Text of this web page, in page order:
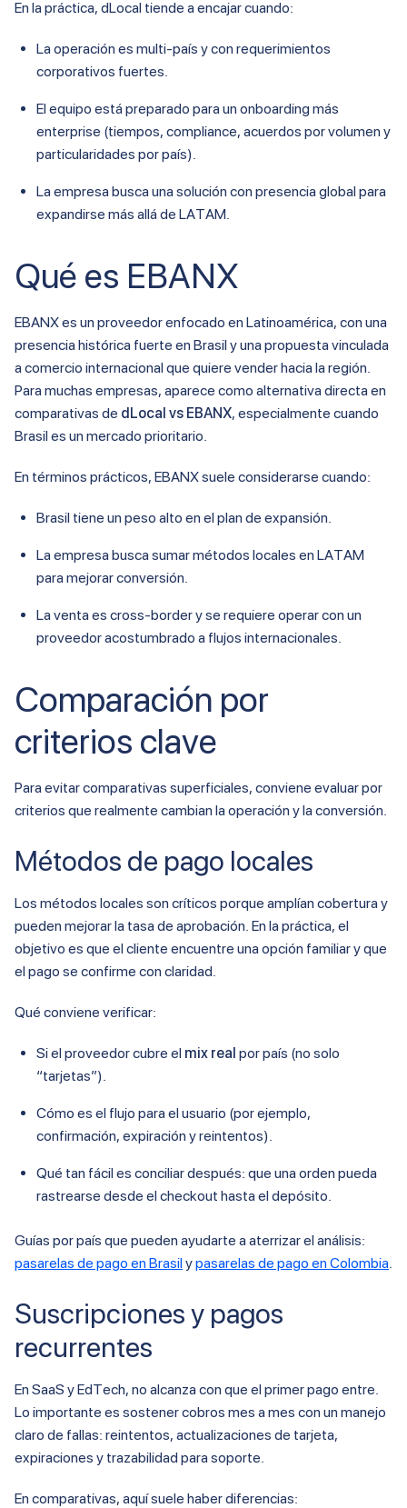
En la práctica, dLocal tiende a encajar cuando:
La operación es multi-país y con requerimientos
corporativos fuertes.
El equipo está preparado para un onboarding más
enterprise (tiempos, compliance, acuerdos por volumen y
particularidades por país).
La empresa busca una solución con presencia global para
expandirse más allá de LATAM.
Qué es EBANX
EBANX es un proveedor enfocado en Latinoamérica, con una
presencia histórica fuerte en Brasil y una propuesta vinculada
a comercio internacional que quiere vender hacia la región.
Para muchas empresas, aparece como alternativa directa en
comparativas de dLocal vs EBANX, especialmente cuando
Brasil es un mercado prioritario.
En términos prácticos, EBANX suele considerarse cuando:
Brasil tiene un peso alto en el plan de expansión.
La empresa busca sumar métodos locales en LATAM
para mejorar conversión.
La venta es cross-border y se requiere operar con un
proveedor acostumbrado a flujos internacionales.
Comparación por
criterios clave
Para evitar comparativas superficiales, conviene evaluar por
criterios que realmente cambian la operación y la conversión.
Métodos de pago locales
Los métodos locales son críticos porque amplían cobertura y
pueden mejorar la tasa de aprobación. En la práctica, el
objetivo es que el cliente encuentre una opción familiar y que
el pago se confirme con claridad.
Qué conviene verificar:
Si el proveedor cubre el mix real por país (no solo
“tarjetas”).
Cómo es el flujo para el usuario (por ejemplo,
confirmación, expiración y reintentos).
Qué tan fácil es conciliar después: que una orden pueda
rastrearse desde el checkout hasta el depósito.
Guías por país que pueden ayudarte a aterrizar el análisis:
pasarelas de pago en Brasil ypasarelas de pago en Colombia.
Suscripciones y pagos
recurrentes
En SaaS y EdTech, no alcanza con que el primer pago entre.
Lo importante es sostener cobros mes a mes con un manejo
claro de fallas: reintentos, actualizaciones de tarjeta,
expiraciones y trazabilidad para soporte.
En comparativas, aquí suele haber diferencias: